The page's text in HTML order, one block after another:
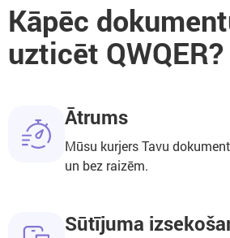
Kāpēc
uzticēt QWQER?
Ātrums
Mūsu kurjers Tavu
un bez raizēm.
Sūtījuma